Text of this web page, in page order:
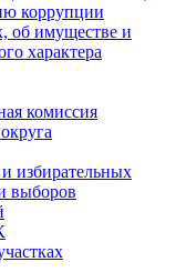
коррупции
об имуществе и
характера
комиссия
избирательных
выборов